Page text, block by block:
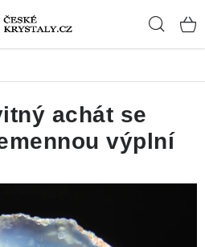
achát se
výplní